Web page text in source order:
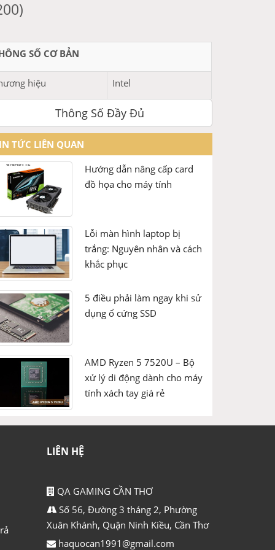
SỐ CƠ BẢN
hiệu Intel
Dành cho máy bàn
gọi
TIẾT
thế hệ Comet Lake
nhân 2
luồng
độ cơ bản 4.0 GHz
độ tối đa
4MB
trình sản xuất
trợ bộ nhớ DDR4 2666 MHz
trợ số kênh bộ nhớ 2
Thông Số Đầy Đủ
TỨC LIÊN QUAN
Hướng dẫn nâng cấp card
đồ họa cho máy tính
Lỗi màn hình laptop bị
trắng: Nguyên nhân và cách
khắc phục
5 điều phải làm ngay khi sử
dụng ổ cứng SSD
AMD Ryzen 5 7520U – Bộ
xử lý di động dành cho máy
tính xách tay giá rẻ
LIÊN HỆ
QA GAMING CẦN THƠ
Số 56, Đường 3 tháng 2, Phường
Xuân Khánh, Quận Ninh Kiều, Cần Thơ
haquocan1991@gmail.com